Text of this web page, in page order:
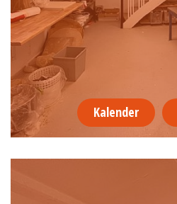
Kalender